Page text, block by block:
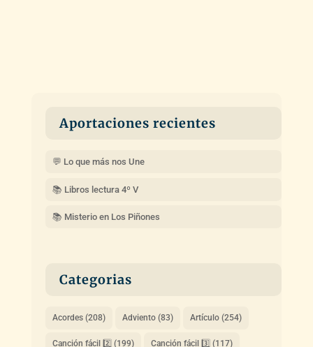
Aportaciones recientes
💬 Lo que más nos Une
📚 Libros lectura 4º V
📚 Misterio en Los Piñones
Categorias
Acordes(208) Adviento(83) Artículo(254)
Canción fácil 2️⃣ (199) Canción fácil 3️⃣ (117)